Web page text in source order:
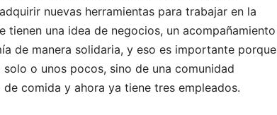
nuevas herramientas para trabajar en la
una idea de negocios, un acompañamiento
de manera solidaria, y eso es importante porque
o unos pocos, sino de una comunidad
comida y ahora ya tiene tres empleados.